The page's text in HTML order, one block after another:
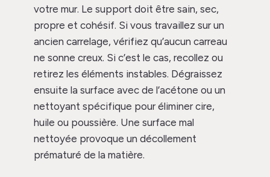
votre mur. Le support doit être sain, sec,
propre et cohésif. Si vous travaillez sur un
ancien carrelage, vérifiez qu’aucun carreau
ne sonne creux. Si c’est le cas, recollez ou
retirez les éléments instables. Dégraissez
ensuite la surface avec de l’acétone ou un
nettoyant spécifique pour éliminer cire,
huile ou poussière. Une surface mal
nettoyée provoque un décollement
prématuré de la matière.